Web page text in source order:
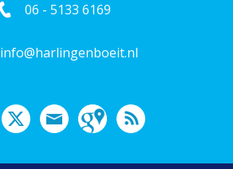
06 - 5133 6169
info@harlingenboeit.nl